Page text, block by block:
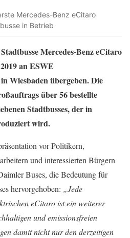
Mercedes-Benz eCitaro
in Betrieb
Mercedes-Benz eCitaro
an ESWE
Wiesbaden übergeben. Die
über 56 bestellte
Stadtbusses, der in
wird.
vor Politikern,
und interessierten Bürgern
Buses, die Bedeutung für
hervorgehoben: „Jede
eCitaro ist ein weiterer
und emissionsfreien
damit nicht nur den derzeitigen